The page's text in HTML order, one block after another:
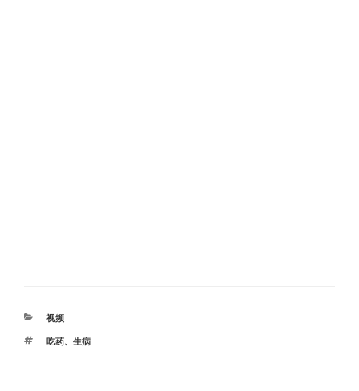
分
视频
标
吃药、 生病